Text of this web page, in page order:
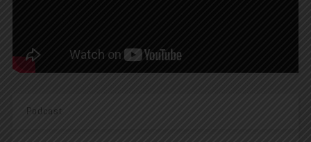
Podcast